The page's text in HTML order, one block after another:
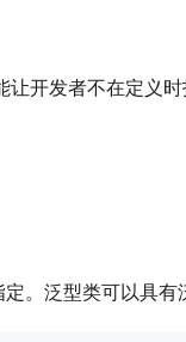
开发者不在定义时
。泛型类可以具有